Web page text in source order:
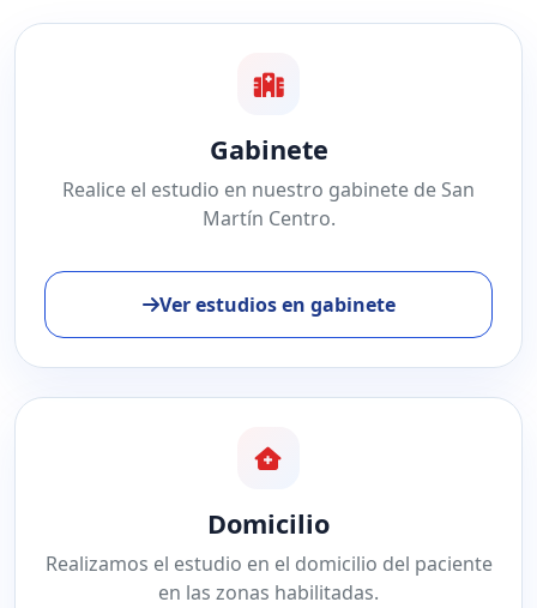
Gabinete
Realice el estudio en nuestro gabinete de San
Martín Centro.
Ver estudios en gabinete
Domicilio
Realizamos el estudio en el domicilio del paciente
en las zonas habilitadas.